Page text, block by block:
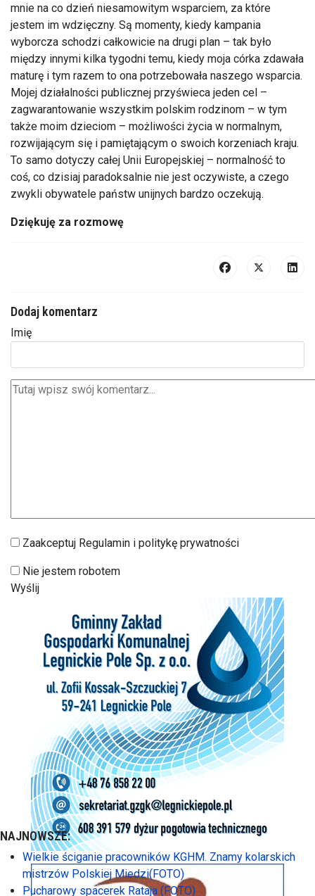
mnie na co dzień niesamowitym wsparciem, za które
jestem im wdzięczny. Są momenty, kiedy kampania
wyborcza schodzi całkowicie na drugi plan – tak było
między innymi kilka tygodni temu, kiedy moja córka zdawała
maturę i tym razem to ona potrzebowała naszego wsparcia.
Mojej działalności publicznej przyświeca jeden cel –
zagwarantowanie wszystkim polskim rodzinom – w tym
także moim dzieciom – możliwości życia w normalnym,
rozwijającym się i pamiętającym o swoich korzeniach kraju.
To samo dotyczy całej Unii Europejskiej – normalność to
coś, co dzisiaj paradoksalnie nie jest oczywiste, a czego
zwykli obywatele państw unijnych bardzo oczekują.
Dziękuję za rozmowę
Dodaj komentarz
Imię
Zaakceptuj Regulamin i politykę prywatności
Nie jestem robotem
Wyślij
NAJNOWSZE:
Wielkie ściganie pracowników KGHM. Znamy kolarskich
mistrzów Polskiej Miedzi(FOTO)
Pucharowy spacerek Rataja (FOTO)